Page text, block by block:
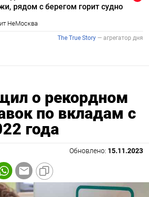
о рекордном
по вкладам с
года
Обновлено: 15.11.2023